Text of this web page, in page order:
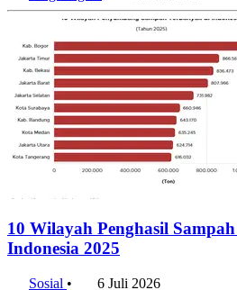
Lingkungan• 15 Juli 2026
10 Wilayah Penghasil Sampah